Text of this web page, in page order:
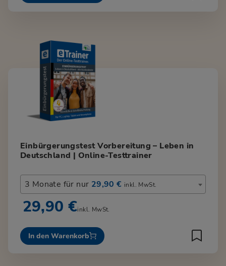
Einbürgerungstest Vorbereitung – Leben in
Deutschland | Online-Testtrainer
3 Monate für nur 29,90 € inkl. MwSt.
29,90 €inkl. MwSt.
In den Warenkorb